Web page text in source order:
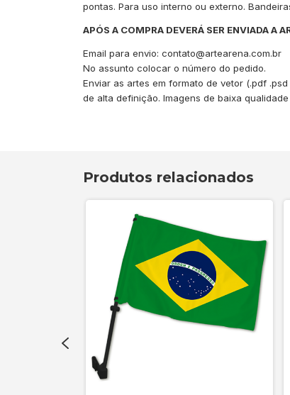
pontas. Para uso interno ou externo.
APÓS A COMPRA DEVERÁ SER ENVIADA A
Email para envio: contato@artearena.com.br
No assunto colocar o número do pedido.
Enviar as artes em formato de vetor (.pdf
de alta definição. Imagens de baixa
Produtos relacionados